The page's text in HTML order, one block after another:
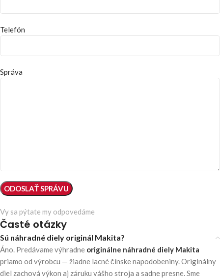
Vy sa pýtate my odpovedáme
Časté otázky
Sú náhradné diely originál Makita?
Áno. Predávame výhradne originálne náhradné diely Makita
priamo od výrobcu — žiadne lacné čínske napodobeniny. Originálny
diel zachová výkon aj záruku vášho stroja a sadne presne. Sme
Telefón
Správa